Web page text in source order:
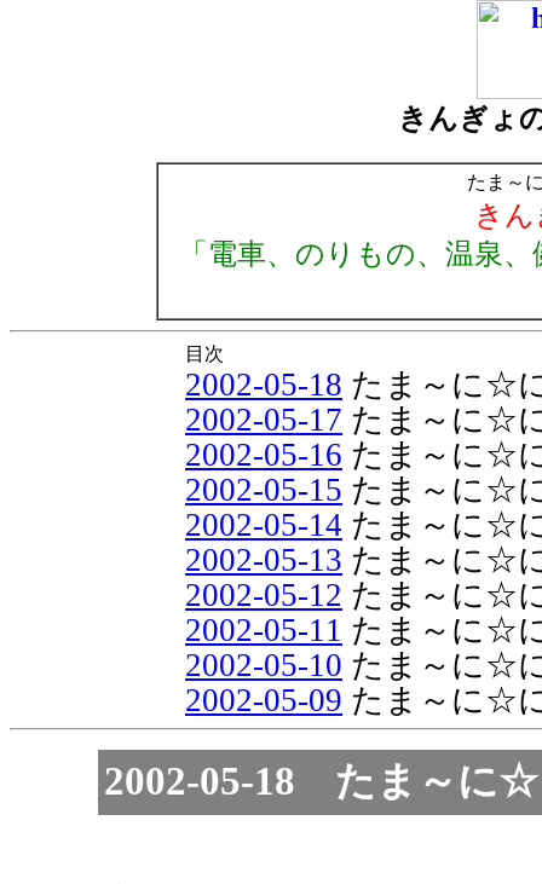
きんぎょ
たま～
き
「電車、のりもの、温泉
目次
2002-05-18 たま～に☆
2002-05-17 たま～に☆
2002-05-16 たま～に☆
2002-05-15 たま～に☆
2002-05-14 たま～に☆
2002-05-13 たま～に☆
2002-05-12 たま～に☆
2002-05-11 たま～に☆
2002-05-10 たま～に☆
2002-05-09 たま～に☆
2002-05-18 たま～に